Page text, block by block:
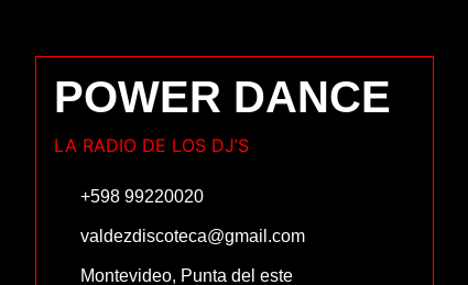
POWER DANCE
LA RADIO DE LOS DJ’S
+598 99220020
valdezdiscoteca@gmail.com
Montevideo, Punta del este